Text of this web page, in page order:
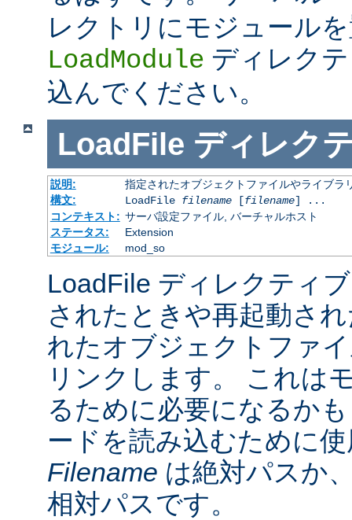
レクトリにモジュール
LoadModule ディレク
込んでください。
LoadFile ディレク
説明:
指定されたオブジェクトファイルやライブラ
構文:
LoadFile filename[filename] ...
コンテキスト: サーバ設定ファイル, バーチャルホスト
ステータス:
Extension
モジュール:
mod_so
LoadFile ディレクティ
されたときや再起動さ
れたオブジェクトファ
リンクします。 これは
るために必要になるか
ードを読み込むために
Filename は絶対パスか
相対パスです。